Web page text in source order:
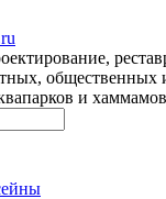
общественных
и хаммамов